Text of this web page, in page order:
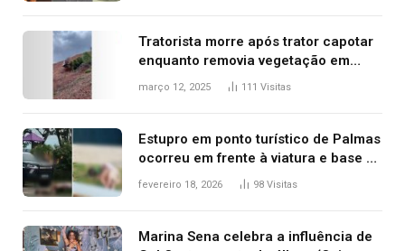
Tratorista morre após trator capotar
enquanto removia vegetação em
ribanceira de rodovia
março 12, 2025 111 Visitas
Estupro em ponto turístico de Palmas
ocorreu em frente à viatura e base de
segurança; polícia investiga
fevereiro 18, 2026 98 Visitas
Marina Sena celebra a influência de